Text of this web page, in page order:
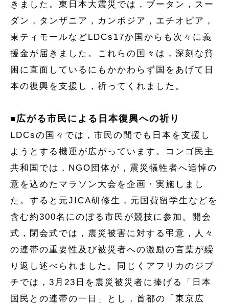
きました。東日本大震災では，ブータン，スー
ダン，タンザニア，カンボジア，エチオピア，
東ティモールなどLDCs17か国からも次々に義
援金が届きました。これらの国々は，深刻な貧
困に直面しているにもかかわらず国をあげて日
本の復興を支援し，祈ってくれました。
■広がる市民による日本復興への祈り
LDCsの国々では，市民の間でも日本を支援し
ようとする機運が広がっています。コンゴ民主
共和国では，NGO団体が，震災犠牲者へ追悼の
意を込めたマラソン大会を企画・実施しまし
た。すると元JICA研修生，元国費留学生などを
含む約300名にのぼる市民が競技に参加。開会
式，閉会式では，震災被害に対する弔意，人々
の連帯の重要性及び被災者への激励の言葉が繰
り返し述べられました。同じくアフリカのジブ
チでは，3月23日を震災被災者に捧げる「日本
国民との連帯の一日」とし，首都の「東京広